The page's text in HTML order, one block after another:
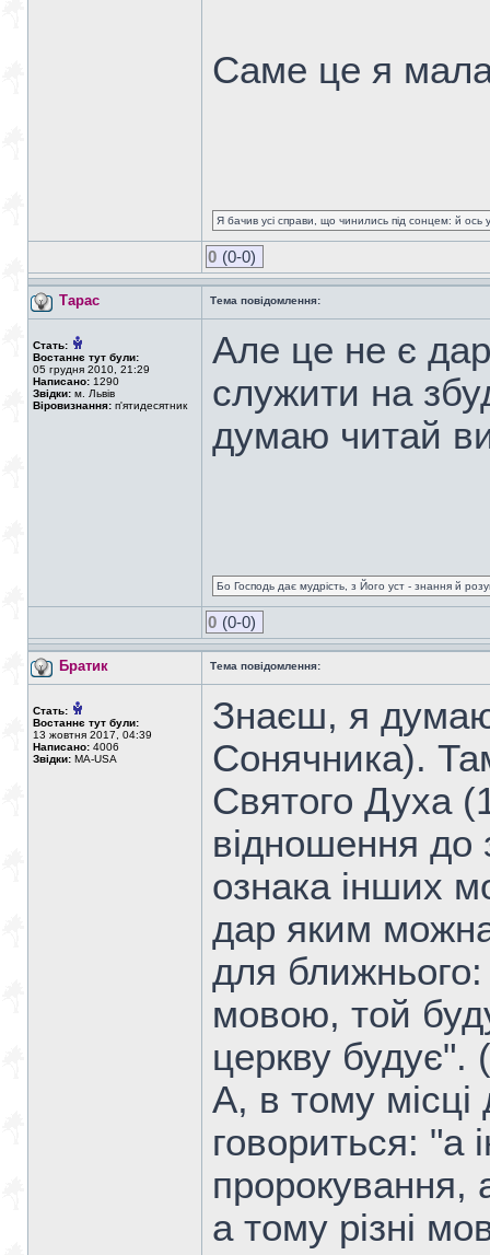
Cаме це я
Я бачив усі справи, що чинились під сонцем: й ось
0 (0-0)
Тарас Тема повідомлення:
Стать:
Востаннє тут були:
05 грудня 2010, 21:29
Написано: 1290
Звідки: м. Львів
Віровизнання: п'ятидесятник
Але це не є
служити на
думаю читай
Бо Господь дає мудрість, з Його уст - знання й
0 (0-0)
Братик Тема повідомлення:
Стать:
Востаннє тут були:
13 жовтня 2017, 04:39
Написано: 4006
Звідки: MA-USA
Знаєш, я
Сонячника).
Святого Духа
відношення до
ознака інших
дар яким
для
мовою, той
церкву будує".
А, в тому
говориться: "а
пророкування,
а тому різні